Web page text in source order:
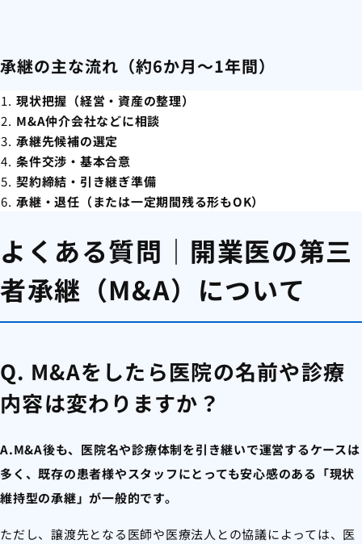
承継の主な流れ（約6か月～1年間）
現状把握（経営・資産の整理）
M&A仲介会社などに相談
承継先候補の選定
条件交渉・基本合意
契約締結・引き継ぎ準備
承継・退任（または一定期間残る形もOK）
よくある質問｜開業医の第三
者承継（M&A）について
Q. M&Aをしたら医院の名前や診療
内容は変わりますか？
A.M&A後も、医院名や診療体制を引き継いで運営するケースは
多く、既存の患者様やスタッフにとっても安心感のある「現状
維持型の承継」が一般的です。
ただし、譲渡先となる医師や医療法人との協議によっては、医